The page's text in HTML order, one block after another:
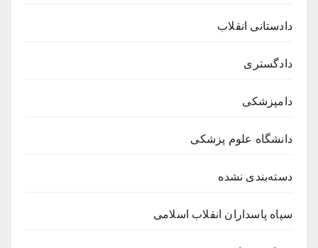
دادستانی انقلاب
دادگستری
دامپزشکی
دانشگاه علوم پزشکی
دسته‌بندی نشده
سپاه پاسداران انقلاب اسلامی